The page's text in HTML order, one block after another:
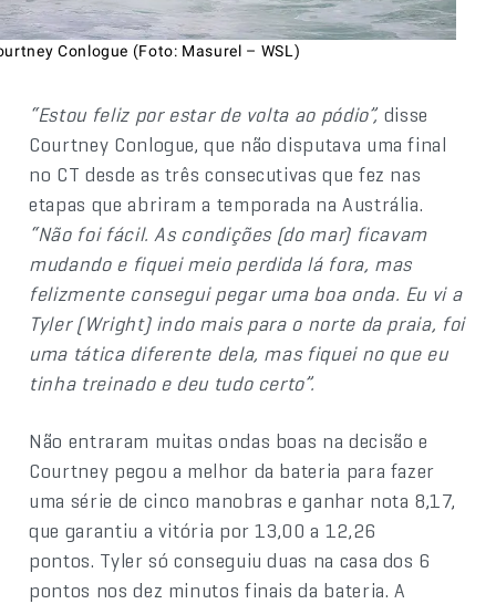
Conlogue (Foto: Masurel – WSL)
“Estou feliz por estar de volta ao pódio”, disse
Courtney Conlogue, que não disputava uma final
no CT desde as três consecutivas que fez nas
etapas que abriram a temporada na Austrália.
“Não foi fácil. As condições (do mar) ficavam
mudando e fiquei meio perdida lá fora, mas
felizmente consegui pegar uma boa onda. Eu vi a
Tyler (Wright) indo mais para o norte da praia, foi
uma tática diferente dela, mas fiquei no que eu
tinha treinado e deu tudo certo”.
Não entraram muitas ondas boas na decisão e
Courtney pegou a melhor da bateria para fazer
uma série de cinco manobras e ganhar nota 8,17,
que garantiu a vitória por 13,00 a 12,26
pontos. Tyler só conseguiu duas na casa dos 6
pontos nos dez minutos finais da bateria. A